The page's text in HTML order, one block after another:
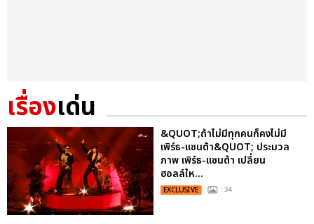
เรื่องเด่น
&QUOT;ถ้าไม่มีทุกคนก็คงไม่มี
เพิร์ธ-แซนต้า&QUOT; ประมวล
ภาพ เพิร์ธ-แซนต้า เปลี่ยน
ฮอลล์ให...
EXCLUSIVE : 34